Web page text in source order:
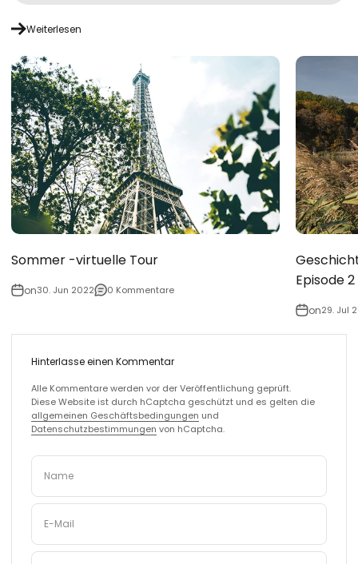
Weiterlesen
Sommer -virtuelle Tour
on30. Jun 2022 0 Kommentare
Episode
on29. Jul
Hinterlasse einen Kommentar
Alle Kommentare werden vor der Veröffentlichung geprüft.
Diese Website ist durch hCaptcha geschützt und es gelten die
allgemeinen Geschäftsbedingungen und
Datenschutzbestimmungen von hCaptcha.
Name
E-Mail